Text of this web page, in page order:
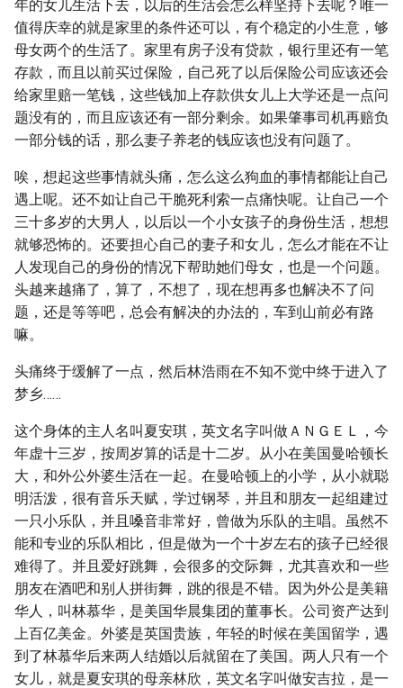
年的女儿生活下去，以后的生活会怎么样坚持下去呢？唯一
值得庆幸的就是家里的条件还可以，有个稳定的小生意，够
母女两个的生活了。家里有房子没有贷款，银行里还有一笔
存款，而且以前买过保险，自己死了以后保险公司应该还会
给家里赔一笔钱，这些钱加上存款供女儿上大学还是一点问
题没有的，而且应该还有一部分剩余。如果肇事司机再赔负
一部分钱的话，那么妻子养老的钱应该也没有问题了。
唉，想起这些事情就头痛，怎么这么狗血的事情都能让自己
遇上呢。还不如让自己干脆死利索一点痛快呢。让自己一个
三十多岁的大男人，以后以一个小女孩子的身份生活，想想
就够恐怖的。还要担心自己的妻子和女儿，怎么才能在不让
人发现自己的身份的情况下帮助她们母女，也是一个问题。
头越来越痛了，算了，不想了，现在想再多也解决不了问
题，还是等等吧，总会有解决的办法的，车到山前必有路
嘛。
头痛终于缓解了一点，然后林浩雨在不知不觉中终于进入了
梦乡……
这个身体的主人名叫夏安琪，英文名字叫做ＡＮＧＥＬ，今
年虚十三岁，按周岁算的话是十二岁。从小在美国曼哈顿长
大，和外公外婆生活在一起。在曼哈顿上的小学，从小就聪
明活泼，很有音乐天赋，学过钢琴，并且和朋友一起组建过
一只小乐队，并且嗓音非常好，曾做为乐队的主唱。虽然不
能和专业的乐队相比，但是做为一个十岁左右的孩子已经很
难得了。并且爱好跳舞，会很多的交际舞，尤其喜欢和一些
朋友在酒吧和别人拼街舞，跳的很是不错。因为外公是美籍
华人，叫林慕华，是美国华晨集团的董事长。公司资产达到
上百亿美金。外婆是英国贵族，年轻的时候在美国留学，遇
到了林慕华后来两人结婚以后就留在了美国。两人只有一个
女儿，就是夏安琪的母亲林欣，英文名字叫做安吉拉，是一